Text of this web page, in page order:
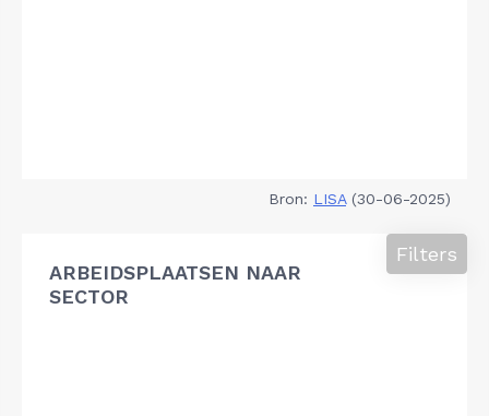
Bron: LISA(30-06-2025)
ARBEIDSPLAATSEN NAAR
SECTOR
Filters